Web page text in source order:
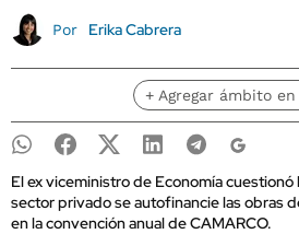
Por Erika Cabrera
+ Agregar ámbito en
El ex viceministro de Economía
sector privado se autofinancie las obras
en la convención anual de CAMARCO.